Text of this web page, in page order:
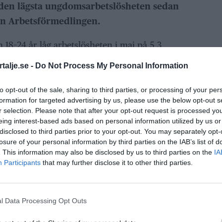
- Do Not Process My Personal Information
opt-out of the sale, sharing to third parties, or processing of your
for targeted advertising by us, please use the below opt-out
selection. Please note that after your opt-out request is processed
interest-based ads based on personal information utilized by us
to third parties prior to your opt-out. You may separately
of your personal information by third parties on the IAB’s list of
This information may also be disclosed by us to third parties on the
Participants that may further disclose it to other third parties.
Data Processing Opt Outs
lägsta ungdomsarbetslösheten sedan
Arbetsförmedlingen.
år låg arbetslösheten i maj på 5,3
0,7 procentenheter jämfört med samma
var inskrivna som arbetssökande, 21
har nu sjunkit 14 månader i
ANNONS